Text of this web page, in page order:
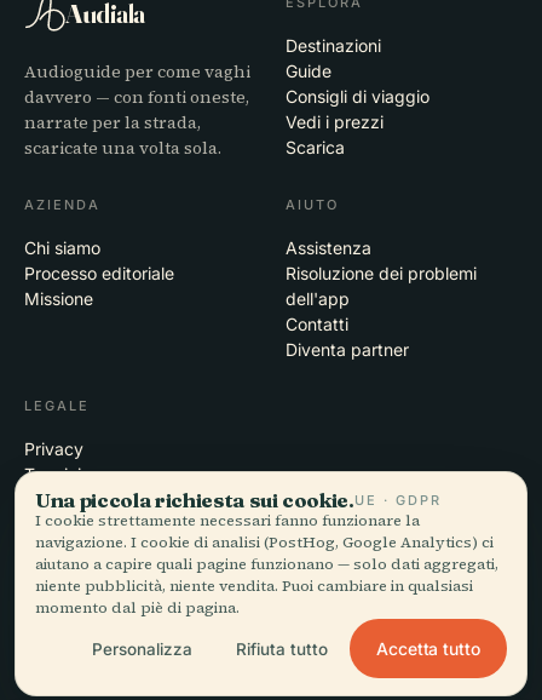
Audiala
Audioguide per come vaghi
davvero — con fonti oneste,
narrate per la strada,
scaricate una volta sola.
Destinazioni
Guide
Consigli di viaggio
Vedi i prezzi
Scarica
AZIENDA
Chi siamo
Processo editoriale
Missione
AIUTO
Assistenza
Risoluzione dei problemi
dell'app
Contatti
Diventa partner
LEGALE
Privacy
Termini
Impostazioni cookie
Elimina account
© 2026 Audiala · Realizzata a Morges, Svizzera, in viaggio e tra le
EN · FR · DE · ES · IT · PT · JA · ZH · HI · RU · CS · AR
Una piccola richiesta sui cookie.UE · GDPR
I cookie strettamente necessari fanno funzionare la
navigazione. I cookie di analisi (PostHog, Google Analytics) ci
aiutano a capire quali pagine funzionano — solo dati aggregati,
niente pubblicità, niente vendita. Puoi cambiare in qualsiasi
momento dal piè di pagina.
Personalizza Rifiuta tutto Accetta tutto